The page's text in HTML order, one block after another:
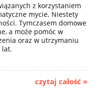
z korzystaniem
mycie. Niestety
Tymczasem domowe
a może pomóc w
oraz w utrzymaniu
lat.
czytaj całość »